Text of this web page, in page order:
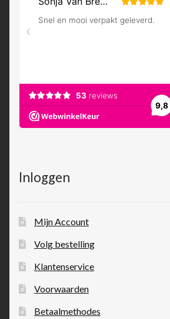
Inloggen
Mijn Account
Volg bestelling
Klantenservice
Voorwaarden
Betaalmethodes